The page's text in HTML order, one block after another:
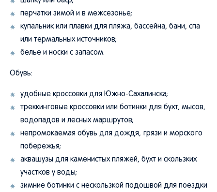
перчатки зимой и в межсезонье;
купальник или плавки для пляжа, бассейна, бани, спа
или термальных источников;
белье и носки с запасом.
Обувь:
удобные кроссовки для Южно-Сахалинска;
треккинговые кроссовки или ботинки для бухт, мысов,
водопадов и лесных маршрутов;
непромокаемая обувь для дождя, грязи и морского
побережья;
аквашузы для каменистых пляжей, бухт и скользких
участков у воды;
зимние ботинки с нескользкой подошвой для поездки